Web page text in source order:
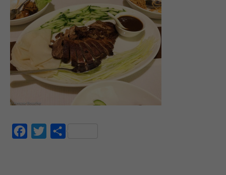
FacebookTwitter